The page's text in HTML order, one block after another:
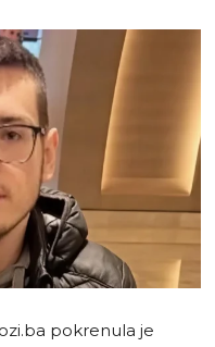
pokrenula je